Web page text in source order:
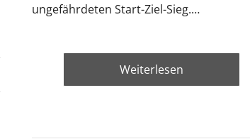
ungefährdeten Start-Ziel-Sieg.…
Weiterlesen